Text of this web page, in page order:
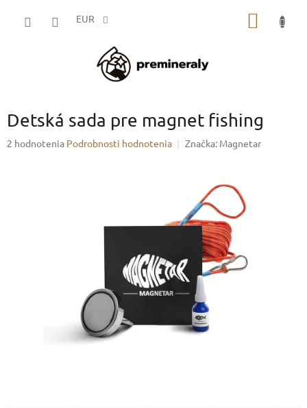
EUR
Detská sada pre magnet fishing
Priemerné
2 hodnotenia Podrobnosti hodnotenia Značka: Magnetar